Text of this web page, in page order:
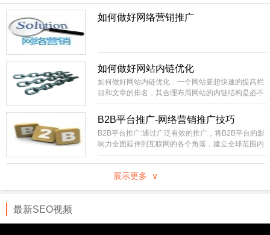
如何做好网络营销推广
如何做好网站内链优化
如何做好网站内链优化：一个网站要想快速的提高栏
目和文章的排名，其合理布局网站的内链结构是必不
可少的。相当外部链接而言，内部链接就比较容易控
制，成本低。你直接就可以在自己的站上进行部署，
不像外部链接的不可控性比较大，需要大量的购买或
长期的积累才有办法实现稳定的SEO效果。
B2B平台推广-网络营销推广技巧
B2B平台推广:通过广泛有效的推广，将B2B平台的影
响力全面延伸到互联网的各个角落，建立全球范围内
领先的网络贸易集散中心，国内最具影响力和生命力
的B2B电子商务信息交互平台。建设全国范围内包括
行业、地域分类的企事业黄页，通过专业服务及先进
展示更多 ∨
最新SEO视频